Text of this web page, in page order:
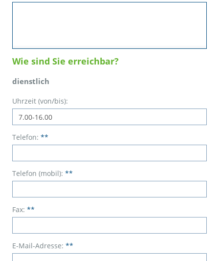
Wie sind Sie erreichbar?
dienstlich
Uhrzeit (von/bis):
Telefon: **
Telefon (mobil): **
Fax: **
E-Mail-Adresse: **